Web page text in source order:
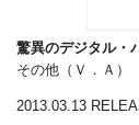
驚異のデジタル・
その他（Ｖ．Ａ）
2013.03.13